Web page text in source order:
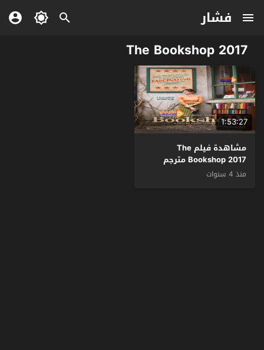
فشار
The Bookshop 2017
1:53:27
مشاهدة فيلم The
Bookshop 2017 مترجم
منذ 4 سنوات